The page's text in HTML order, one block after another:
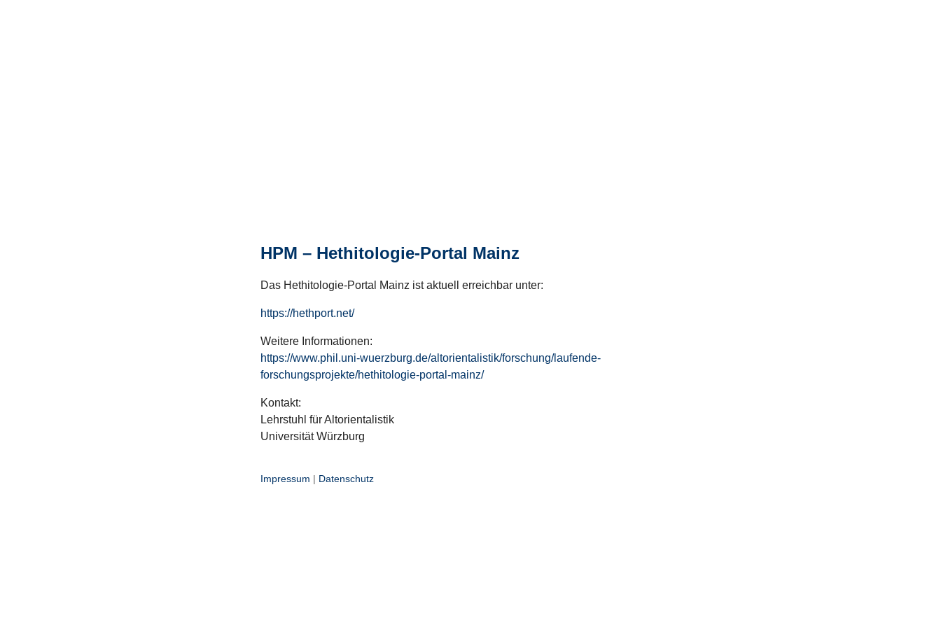
HPM – Hethitologie-Portal Mainz
Das Hethitologie-Portal Mainz ist aktuell erreichbar unter:
https://hethport.net/
Weitere Informationen:
https://www.phil.uni-wuerzburg.de/altorientalistik/forschung/laufende-
forschungsprojekte/hethitologie-portal-mainz/
Kontakt:
Lehrstuhl für Altorientalistik
Universität Würzburg
Impressum | Datenschutz